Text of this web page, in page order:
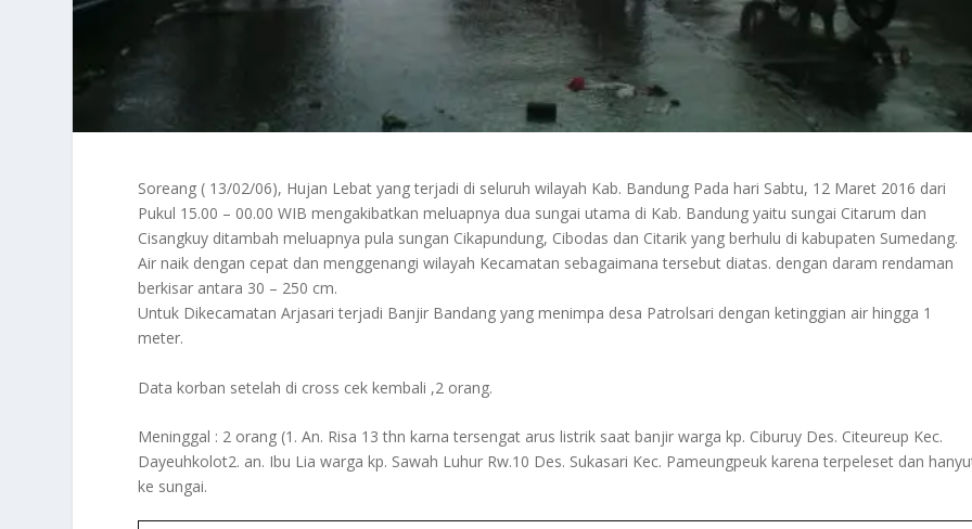
Soreang ( 13/02/06), Hujan Lebat yang terjadi di seluruh wilayah Kab. Bandung Pada hari Sabtu, 12 Maret 2016 dari
Pukul 15.00 – 00.00 WIB mengakibatkan meluapnya dua sungai utama di Kab. Bandung yaitu sungai Citarum dan
Cisangkuy ditambah meluapnya pula sungan Cikapundung, Cibodas dan Citarik yang berhulu di kabupaten Sumedang.
Air naik dengan cepat dan menggenangi wilayah Kecamatan sebagaimana tersebut diatas. dengan daram rendaman
berkisar antara 30 – 250 cm.
Untuk Dikecamatan Arjasari terjadi Banjir Bandang yang menimpa desa Patrolsari dengan ketinggian air hingga 1
meter.
Data korban setelah di cross cek kembali ,2 orang.
Meninggal : 2 orang (1. An. Risa 13 thn karna tersengat arus listrik saat banjir warga kp. Ciburuy Des. Citeureup Kec.
Dayeuhkolot2. an. Ibu Lia warga kp. Sawah Luhur Rw.10 Des. Sukasari Kec. Pameungpeuk karena terpeleset dan
ke sungai.